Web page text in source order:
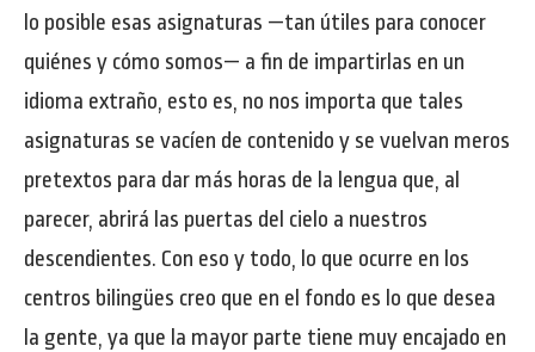
lo posible esas asignaturas —tan útiles para conocer
quiénes y cómo somos— a fin de impartirlas en un
idioma extraño, esto es, no nos importa que tales
asignaturas se vacíen de contenido y se vuelvan meros
pretextos para dar más horas de la lengua que, al
parecer, abrirá las puertas del cielo a nuestros
descendientes. Con eso y todo, lo que ocurre en los
centros bilingües creo que en el fondo es lo que desea
la gente, ya que la mayor parte tiene muy encajado en